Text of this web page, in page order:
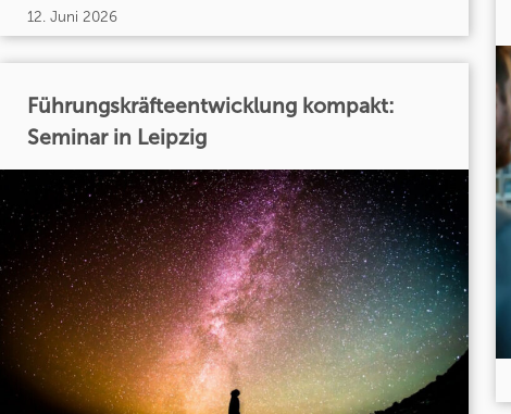
12. Juni 2026
Führungskräfteentwicklung kompakt:
Seminar in Leipzig